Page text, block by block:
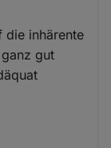
die inhärente
gut